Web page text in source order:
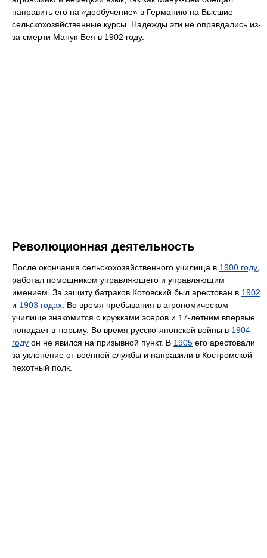
направить его на «дообучение» в Германию на Высшие
сельскохозяйственные курсы. Надежды эти не оправдались из-
за смерти Манук-Бея в 1902 году.
Революционная деятельность
После окончания сельскохозяйственного училища в 1900 году,
работал помощником управляющего и управляющим
имением. За защиту батраков Котовский был арестован в 1902
и 1903 годах . Во время пребывания в агрономическом
училище знакомится с кружками эсеров и 17-летним впервые
попадает в тюрьму. Во время русско-японской войны в 1904
году он не явился на призывной пункт. В 1905 его арестовали
за уклонение от военной службы и направили в Костромской
пехотный полк.